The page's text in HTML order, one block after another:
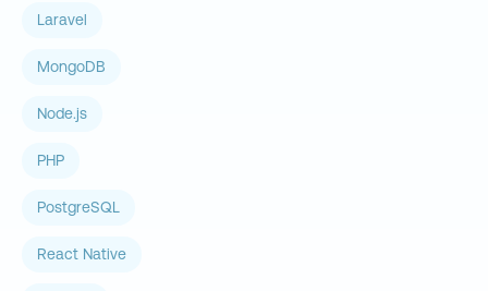
Laravel
MongoDB
Node.js
PHP
PostgreSQL
React Native